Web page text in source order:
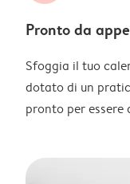
Pronto da
Sfoggia il tuo
dotato di un
pronto per essere